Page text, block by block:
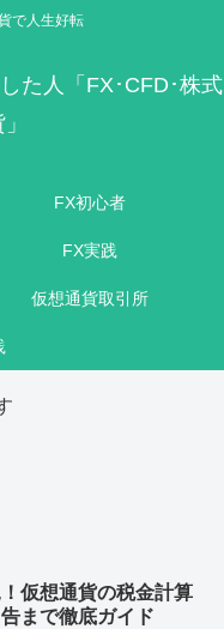
で人生好転
た人「FX･CFD･株式
FX初心者
FX実践
仮想通貨取引所
仮想通貨の税金計算
まで徹底ガイド